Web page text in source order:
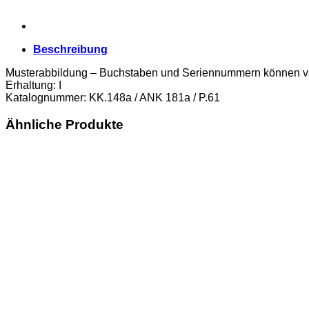
Beschreibung
Musterabbildung – Buchstaben und Seriennummern können
Erhaltung: I
Katalognummer: KK.148a / ANK 181a / P.61
Ähnliche Produkte